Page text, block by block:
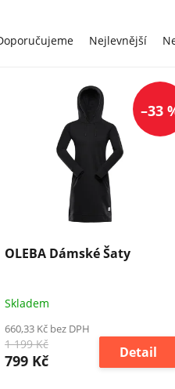
Nejlevnější
–33
OLEBA Dámské Šaty
Skladem
660,33 Kč bez DPH
1 199 Kč
799 Kč Detail